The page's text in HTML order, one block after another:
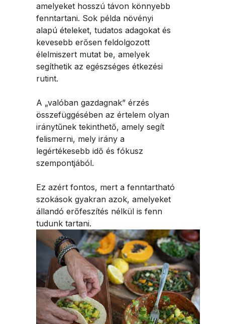
amelyeket hosszú távon könnyebb
fenntartani. Sok példa növényi
alapú ételeket, tudatos adagokat és
kevesebb erősen feldolgozott
élelmiszert mutat be, amelyek
segíthetik az egészséges étkezési
rutint.
A „valóban gazdagnak” érzés
összefüggésében az értelem olyan
iránytűnek tekinthető, amely segít
felismerni, mely irány a
legértékesebb idő és fókusz
szempontjából.
Ez azért fontos, mert a fenntartható
szokások gyakran azok, amelyeket
állandó erőfeszítés nélkül is fenn
tudunk tartani.